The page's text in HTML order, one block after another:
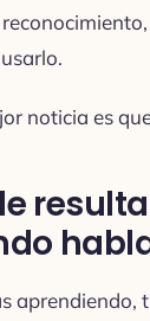
noticia es
aprendiendo,